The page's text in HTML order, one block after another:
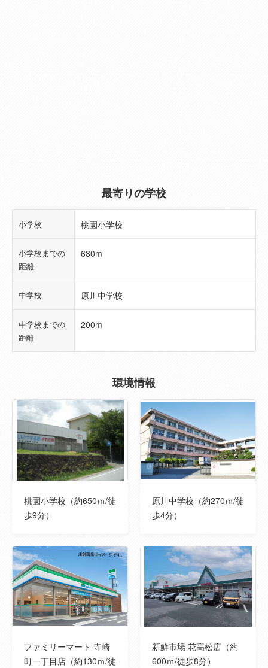
現況 居住中
引き渡し可能
年月
2026年09月予定
総区画数 --
総戸数 --
地目 宅地
都市計画 市街化区域
主要採光面 南
用途地域 近隣商業地域
国土法届出
建ぺい率 80％
容積率 200％
取引態様 専任媒介
最寄りの学校
小学校 桃園小学校
小学校までの
距離
680m
中学校 原川中学校
中学校までの
距離
200m
環境情報
桃園小学校（約650ｍ/徒
歩9分）
原川中学校（約270ｍ/徒
歩4分）
ファミリーマート 寺崎
町一丁目店（約130ｍ/徒
新鮮市場 花高松店（約
600ｍ/徒歩8分）